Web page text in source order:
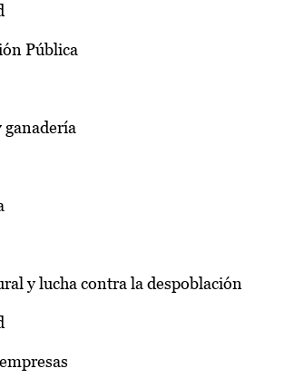
Pública
y lucha contra la despoblación